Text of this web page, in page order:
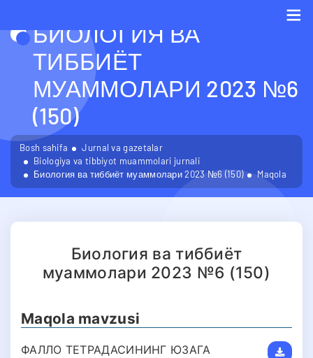
БИОЛОГИЯ ВА
ТИББИЁТ
МУАММОЛАРИ 2023 №6
(150)
Bosh sahifa
Jurnal va gazetalar
Biologiya va tibbiyot muammolari jurnali
Биология ва тиббиёт муаммолари 2023 №6 (150)
Maqola
Биология ва тиббиёт
муаммолари 2023 №6 (150)
Maqola mavzusi
ФАЛЛО ТЕТРАДАСИНИНГ ЮЗАГА